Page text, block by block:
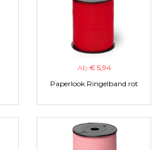
Ab € 5,94
Paperlook Ringelband rot